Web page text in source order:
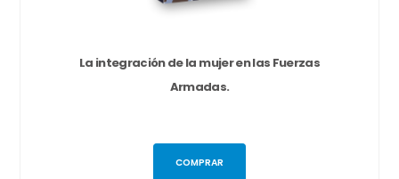
La integración de la mujer en las Fuerzas
Armadas.
COMPRAR